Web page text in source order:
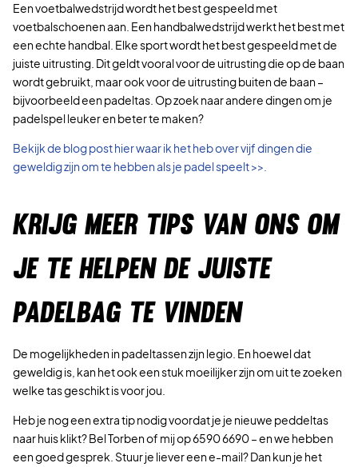
Een voetbalwedstrijd wordt het best gespeeld met
voetbalschoenen aan. Een handbalwedstrijd werkt het best met
een echte handbal. Elke sport wordt het best gespeeld met de
juiste uitrusting. Dit geldt vooral voor de uitrusting die op de baan
wordt gebruikt, maar ook voor de uitrusting buiten de baan –
bijvoorbeeld een padeltas. Op zoek naar andere dingen om je
padelspel leuker en beter te maken?
Bekijk de blog post hier waar ik het heb over vijf dingen die
geweldig zijn om te hebben als je padel speelt >>.
KRIJG MEER TIPS VAN ONS OM
JE TE HELPEN DE JUISTE
PADELBAG TE VINDEN
De mogelijkheden in padeltassen zijn legio. En hoewel dat
geweldig is, kan het ook een stuk moeilijker zijn om uit te zoeken
welke tas geschikt is voor jou.
Heb je nog een extra tip nodig voordat je je nieuwe peddeltas
naar huis klikt? Bel Torben of mij op 6590 6690 – en we hebben
een goed gesprek. Stuur je liever een e-mail? Dan kun je het